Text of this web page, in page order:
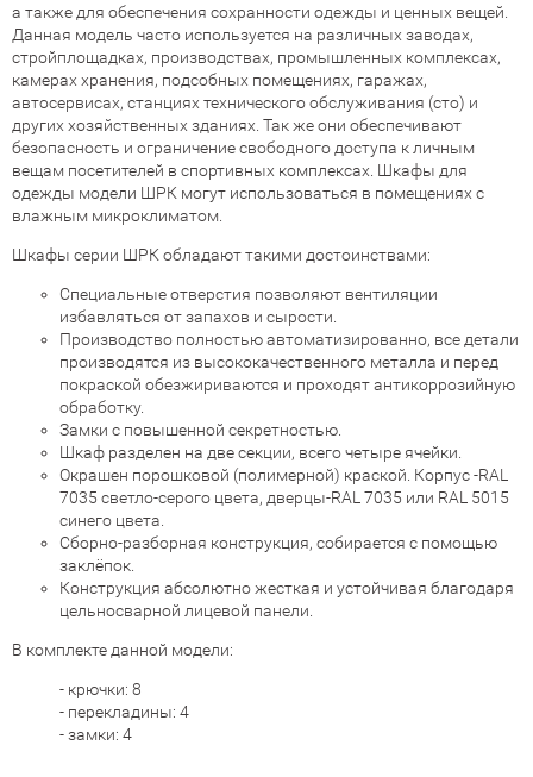
а также для обеспечения сохранности одежды и ценных вещей.
Данная модель часто используется на различных заводах,
стройплощадках, производствах, промышленных комплексах,
камерах хранения, подсобных помещениях, гаражах,
автосервисах, станциях технического обслуживания (сто) и
других хозяйственных зданиях. Так же они обеспечивают
безопасность и ограничение свободного доступа к личным
вещам посетителей в спортивных комплексах. Шкафы для
одежды модели ШРК могут использоваться в помещениях с
влажным микроклиматом.
Шкафы серии ШРК обладают такими достоинствами:
Специальные отверстия позволяют вентиляции
избавляться от запахов и сырости.
Производство полностью автоматизированно, все детали
производятся из высококачественного металла и перед
покраской обезжириваются и проходят антикоррозийную
обработку.
Замки с повышенной секретностью.
Шкаф разделен на две секции, всего четыре ячейки.
Окрашен порошковой (полимерной) краской. Корпус -RAL
7035 светло-серого цвета, дверцы-RAL 7035 или RAL 5015
синего цвета.
Сборно-разборная конструкция, собирается с помощью
заклёпок.
Конструкция абсолютно жесткая и устойчивая благодаря
цельносварной лицевой панели.
В комплекте данной модели:
- крючки: 8
- перекладины: 4
- замки: 4